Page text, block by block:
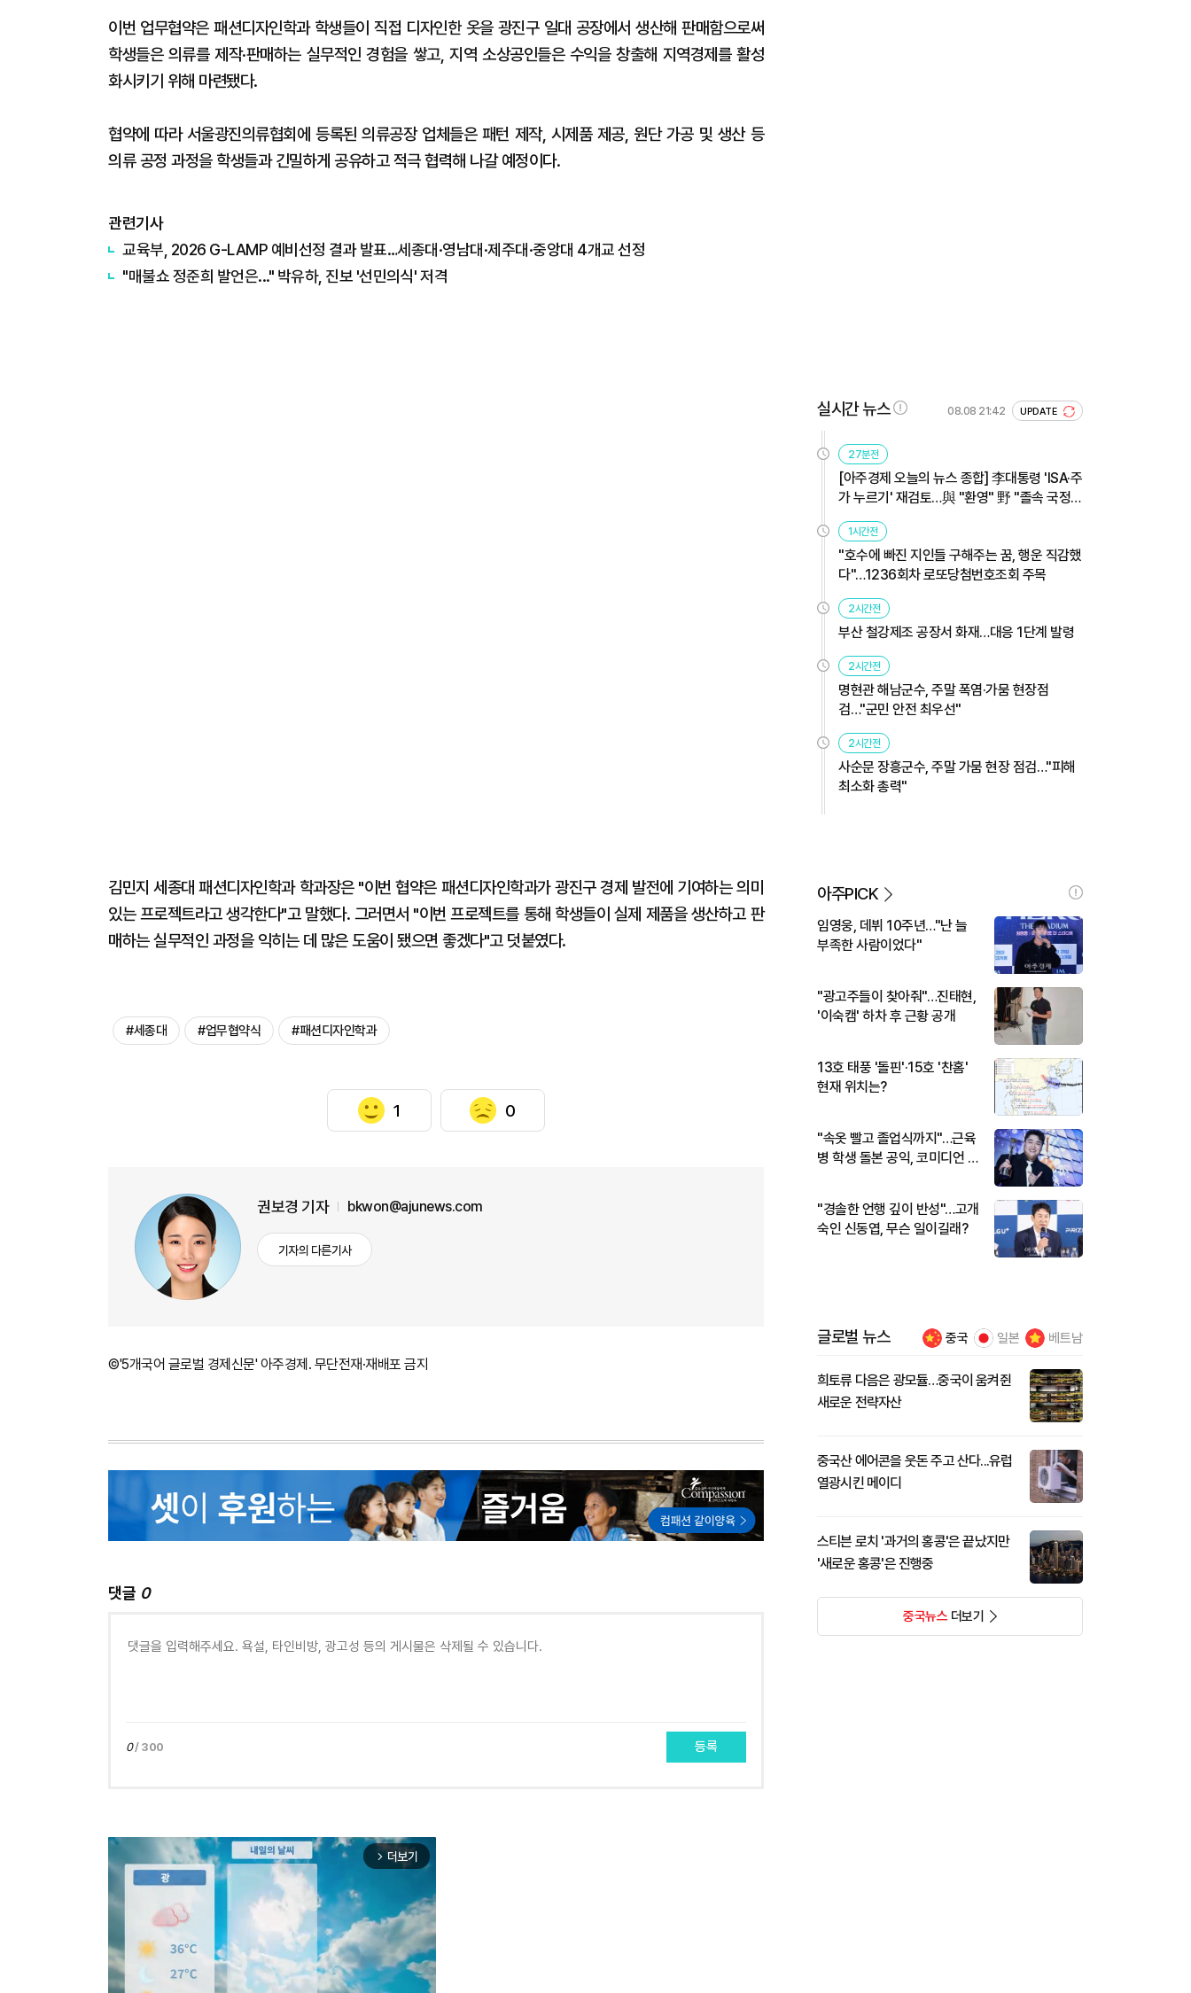
이번 업무협약은 패션디자인학과 학생들이 직접 디자인한 옷을 광진구 일대 공장에서 생산해 판매함으로써
학생들은 의류를 제작·판매하는 실무적인 경험을 쌓고, 지역 소상공인들은 수익을 창출해 지역경제를 활성
화시키기 위해 마련됐다.
협약에 따라 서울광진의류협회에 등록된 의류공장 업체들은 패턴 제작, 시제품 제공, 원단 가공 및 생산 등
의류 공정 과정을 학생들과 긴밀하게 공유하고 적극 협력해 나갈 예정이다.
관련기사
교육부, 2026 G-LAMP 예비선정 결과 발표…세종대·영남대·제주대·중앙대 4개교 선정
"매불쇼 정준희 발언은..." 박유하, 진보 '선민의식' 저격
김민지 세종대 패션디자인학과 학과장은 "이번 협약은 패션디자인학과가 광진구 경제 발전에 기여하는 의미
있는 프로젝트라고 생각한다"고 말했다. 그러면서 "이번 프로젝트를 통해 학생들이 실제 제품을 생산하고 판
매하는 실무적인 과정을 익히는 데 많은 도움이 됐으면 좋겠다"고 덧붙였다.
#세종대 #업무협약식 #패션디자인학과
1 0
권보경 기자 bkwon@ajunews.com
기자의 다른기사
©'5개국어 글로벌 경제신문' 아주경제. 무단전재·재배포 금지
댓글 0
0/ 300 등록
arrow_forward_ios 더보기
실시간 뉴스 08.08 21:42 UPDATE
27분전
[아주경제 오늘의 뉴스 종합] 李대통령 'ISA·주
가 누르기' 재검토…與 "환영" 野 "졸속 국정"
外
1시간전
"호수에 빠진 지인들 구해주는 꿈, 행운 직감했
다"…1236회차 로또당첨번호조회 주목
2시간전
부산 철강제조 공장서 화재…대응 1단계 발령
2시간전
명현관 해남군수, 주말 폭염·가뭄 현장점
검…"군민 안전 최우선"
2시간전
사순문 장흥군수, 주말 가뭄 현장 점검…"피해
최소화 총력"
아주PICK
임영웅, 데뷔 10주년…"난 늘
부족한 사람이었다"
"광고주들이 찾아줘"…진태현,
'이숙캠' 하차 후 근황 공개
13호 태풍 '돌핀'·15호 '찬홈'
현재 위치는?
"속옷 빨고 졸업식까지"…근육
병 학생 돌본 공익, 코미디언 김
"경솔한 언행 깊이 반성"…고개
숙인 신동엽, 무슨 일이길래?
글로벌 뉴스 중국 일본 베트남
희토류 다음은 광모듈…중국이 움켜쥔
새로운 전략자산
중국산 에어콘을 웃돈 주고 산다...유럽
열광시킨 메이디
스티븐 로치 '과거의 홍콩'은 끝났지만
'새로운 홍콩'은 진행중
중국뉴스더보기